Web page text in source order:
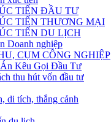
TIẾN ĐẦU TƯ
TIẾN THƯƠNG MẠI
TIẾN DU LỊCH
Doanh nghiệp
CỤM CÔNG NGHIỆP
Kêu Gọi Đầu Tư
thu hút vốn đầu tư
di tích, thắng cảnh